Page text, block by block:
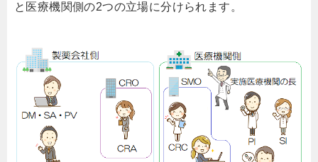
と医療機関側の2つの立場に分けられます。